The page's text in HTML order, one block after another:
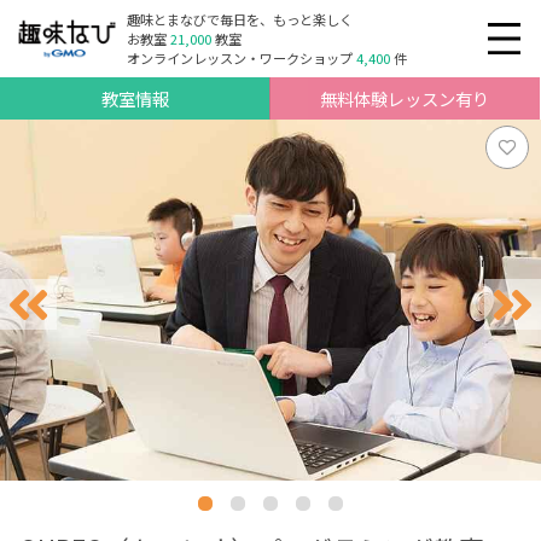
趣味とまなびで毎日を、もっと楽しく
お教室21,000教室
オンラインレッスン・ワークショップ4,400件
教室情報 無料体験レッスン有り